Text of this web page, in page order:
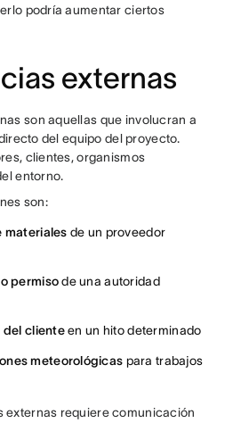
podría aumentar ciertos
externas
son aquellas que involucran a
del equipo del proyecto.
clientes, organismos
entorno.
son:
materiales de un proveedor
permisode una autoridad
del clienteen un hito determinado
meteorológicas para trabajos
externas requiere comunicación